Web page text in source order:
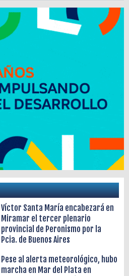
Víctor Santa María encabezará en
Miramar el tercer plenario
provincial de Peronismo por la
Pcia. de Buenos Aires
Pese al alerta meteorológico, hubo
marcha en Mar del Plata en